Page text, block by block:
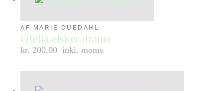
AF MARIE DUEDAHL
Ofelia elsker drama
kr. 200,00 inkl. moms